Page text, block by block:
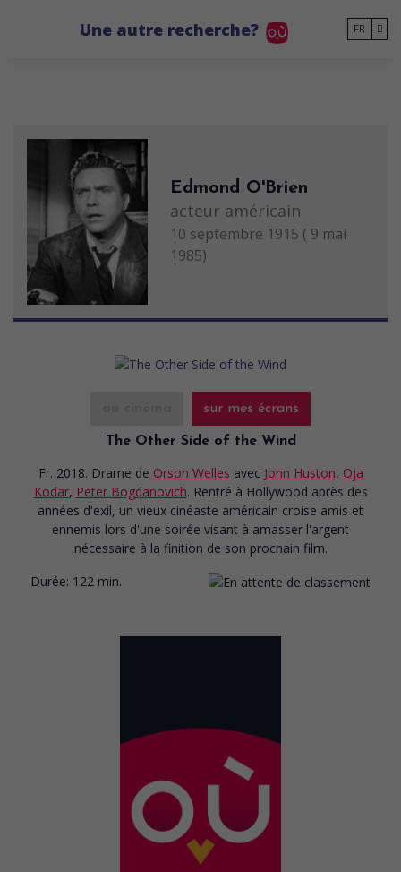
Une autre recherche? FR
Edmond O'Brien
acteur américain
10 septembre 1915 ( 9 mai
1985)
sur mes écrans
The Other Side of the Wind
Fr. 2018. Drame de Orson Welles avec John Huston, Oja
Kodar, Peter Bogdanovich. Rentré à Hollywood après des
années d'exil, un vieux cinéaste américain croise amis et
ennemis lors d'une soirée visant à amasser l'argent
nécessaire à la finition de son prochain film.
Durée: 122 min.